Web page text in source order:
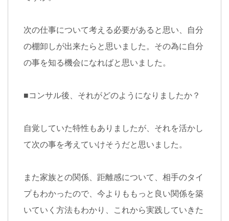
次の仕事について考える必要があると思い、自分
の棚卸しが出来たらと思いました。その為に自分
の事を知る機会になればと思いました。
■コンサル後、それがどのようになりましたか？
自覚していた特性もありましたが、それを活かし
て次の事を考えていけそうだと思いました。
また家族との関係、距離感について、相手のタイ
プもわかったので、今よりももっと良い関係を築
いていく方法もわかり、これから実践していきた